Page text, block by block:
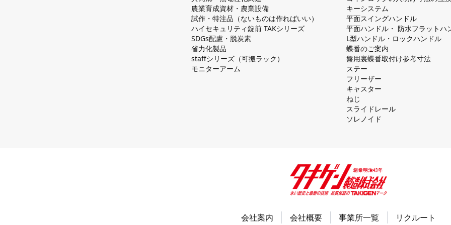
農業育成資材・農業設備
試作・特注品（ないものは作ればいい）
ハイセキュリティ錠前 TAKシリーズ
SDGs配慮・脱炭素
省力化製品
staffシリーズ（可搬ラック）
モニターアーム
キーシステム
平⾯スイングハンドル
平⾯ハンドル・ 防⽔フラットハ
L型ハンドル・ロックハンドル
蝶番のご案内
盤⽤裏蝶番取付け参考⼨法
ステー
フリーザー
キャスター
ねじ
スライドレール
ソレノイド
会社案内 会社概要 事業所一覧 リクルート